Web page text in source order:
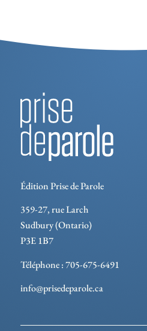
Robert
Édition Prise de Parole
359-27, rue Larch
Sudbury (Ontario)
P3E 1B7
Téléphone : 705-675-6491
info@prisedeparole.ca